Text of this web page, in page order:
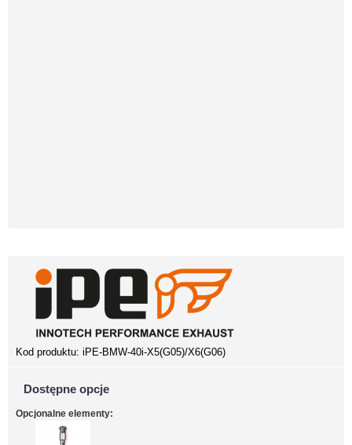
Kod produktu: iPE-BMW-40i-X5(G05)/X6(G06)
Dostępne opcje
Opcjonalne elementy: